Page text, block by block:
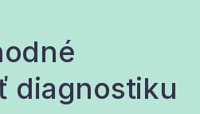
diagnostiku